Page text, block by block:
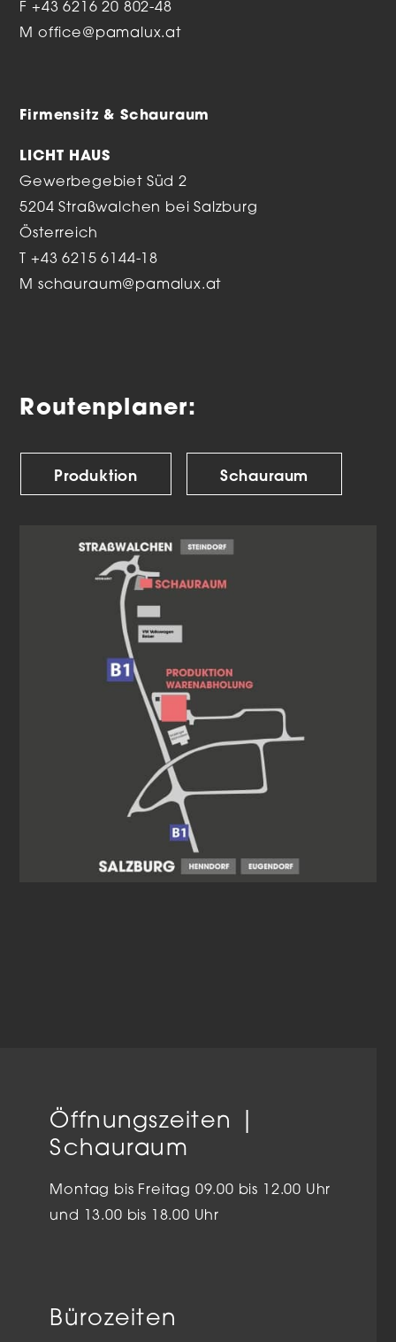
F +43 6216 20 802-48
Moffice@pamalux.at
Firmensitz & Schauraum
LICHT HAUS
Gewerbegebiet Süd 2
5204 Straßwalchen bei Salzburg
Österreich
T+43 6215 6144-18
Mschauraum@pamalux.at
Routenplaner:
Produktion Schauraum
Öffnungszeiten |
Schauraum
Montag bis Freitag 09.00 bis 12.00 Uhr
und 13.00 bis 18.00 Uhr
Bürozeiten